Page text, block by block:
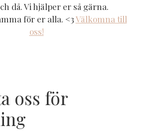
då. Vi hjälper er så gärna.
för er alla. <3Välkomna till
oss!
oss för